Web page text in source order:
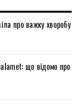
про важку хворобу
що відомо про